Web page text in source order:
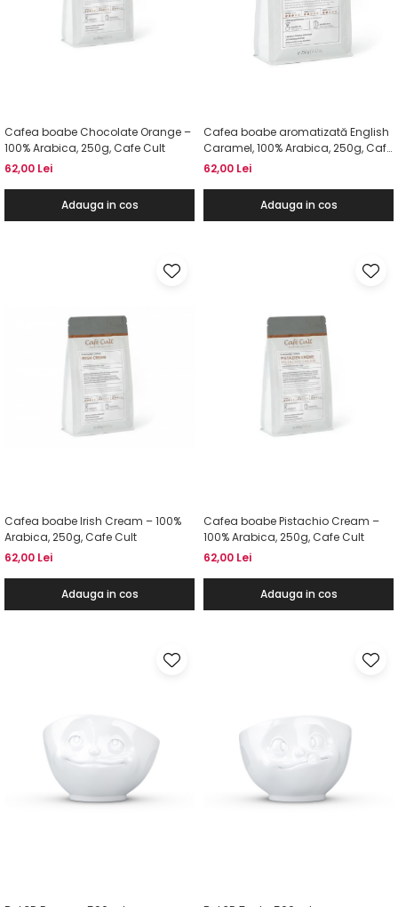
Cafea boabe Chocolate Orange –
100% Arabica, 250g, Cafe Cult
62,00 Lei
Adauga in cos
Cafea boabe aromatizată English
Caramel, 100% Arabica, 250g, Cafe
Cult
62,00 Lei
Adauga in cos
Cafea boabe Irish Cream – 100%
Arabica, 250g, Cafe Cult
62,00 Lei
Adauga in cos
Cafea boabe Pistachio Cream –
100% Arabica, 250g, Cafe Cult
62,00 Lei
Adauga in cos